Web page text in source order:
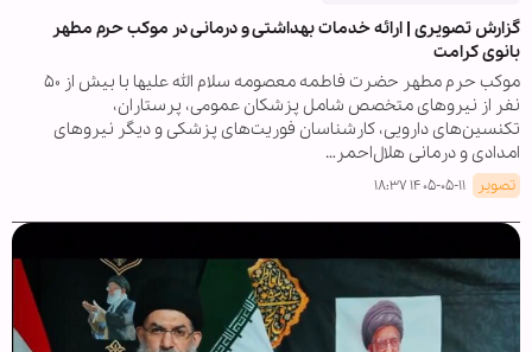
گزارش تصویری | ارائه خدمات بهداشتی و درمانی در موکب حرم مطهر
بانوی کرامت
موکب حرم مطهر حضرت فاطمه معصومه سلام الله علیها با بیش از ۵۰
نفر از نیروهای متخصص شامل پزشکان عمومی، پرستاران،
تکنسین‌های دارویی، کارشناسان فوریت‌های پزشکی و دیگر نیروهای
امدادی و درمانی هلال‌احمر…
تصویر ۱۴۰۵-۰۵-۱۱ ۱۸:۳۷